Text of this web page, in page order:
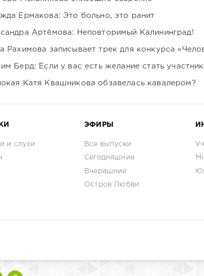
Ермакова: Это больно, это ранит
Артёмова: Неповторимый Калининград!
Рахимова записывает трек для конкурса
Берд: Если у вас есть желание стать
Катя Квашникова обзавелась кавалером?
и слухи
ЭФИРЫ
Все выпуски
Сегодняшние
Вчерашние
Остров Любви